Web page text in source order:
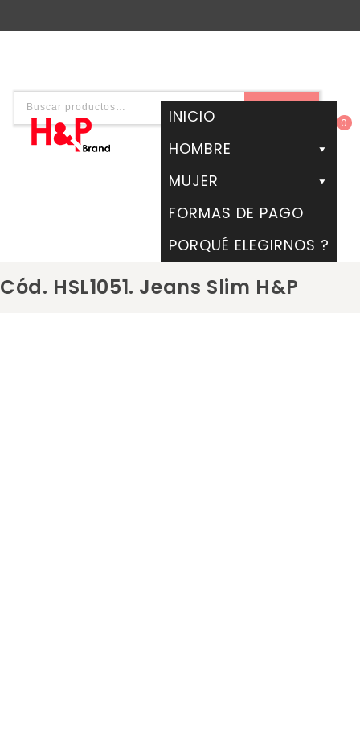
0
INICIO
HOMBRE
MUJER
FORMAS DE PAGO
PORQUÉ ELEGIRNOS ?
Cód. HSL1051. Jeans Slim H&P